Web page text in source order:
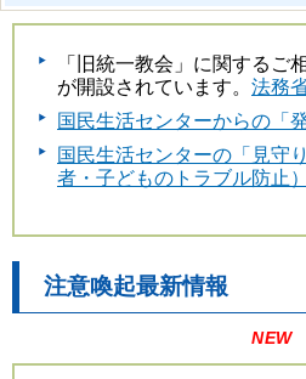
「旧統一教会」に関するご
が開設されています。 法務
国民生活センターからの「
国民生活センターの「見守
者・子どものトラブル防止
注意喚起最新情報
NEW